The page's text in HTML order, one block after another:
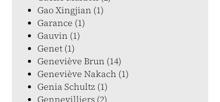
Gao Xingjian (1)
Garance (1)
Gauvin (1)
Genet (1)
Geneviève Brun (14)
Geneviève Nakach (1)
Genia Schultz (1)
Gennevilliers (2)